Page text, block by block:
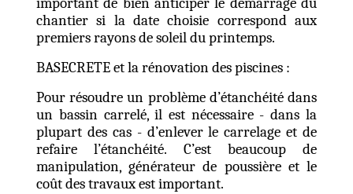
chantier si la date choisie correspond aux
premiers rayons de soleil du printemps.
BASECRETE et la rénovation des piscines :
Pour résoudre un problème d’étanchéité dans
un bassin carrelé, il est nécessaire - dans la
plupart des cas - d’enlever le carrelage et de
refaire l’étanchéité. C’est beaucoup de
manipulation, générateur de poussière et le
coût des travaux est important.